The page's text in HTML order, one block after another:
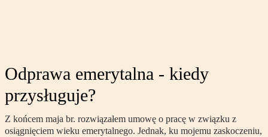
Odprawa emerytalna - kiedy
przysługuje?
Z końcem maja br. rozwiązałem umowę o pracę w związku z
osiągnięciem wieku emerytalnego. Jednak, ku mojemu zaskoczeniu,